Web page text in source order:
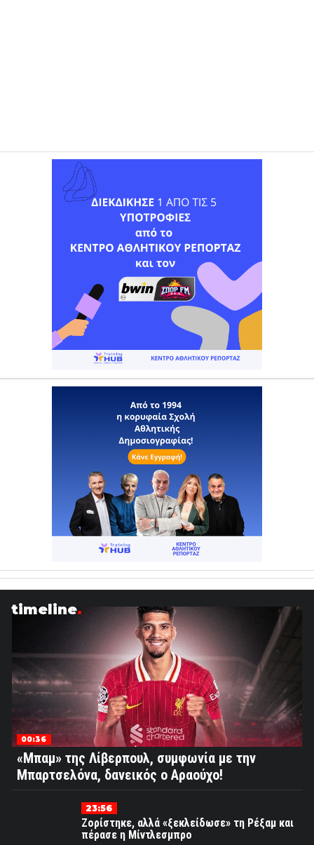
timeline
00:36
«Μπαμ» της Λίβερπουλ, συμφωνία με την
Μπαρτσελόνα, δανεικός ο Αραούχο!
23:56
Ζορίστηκε, αλλά «ξεκλείδωσε» τη Ρέξαμ και
πέρασε η Μίντλεσμπρο